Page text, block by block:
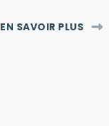
EN SAVOIR PLUS